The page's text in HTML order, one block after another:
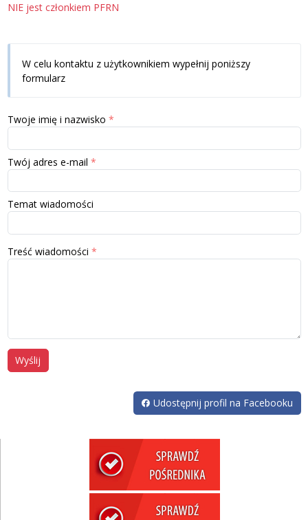
NIE jest członkiem PFRN
W celu kontaktu z użytkownikiem wypełnij poniższy
formularz
Twoje imię i nazwisko
Twój adres e-mail
Temat wiadomości
Treść wiadomości
Wyślij
Udostępnij profil na Facebooku